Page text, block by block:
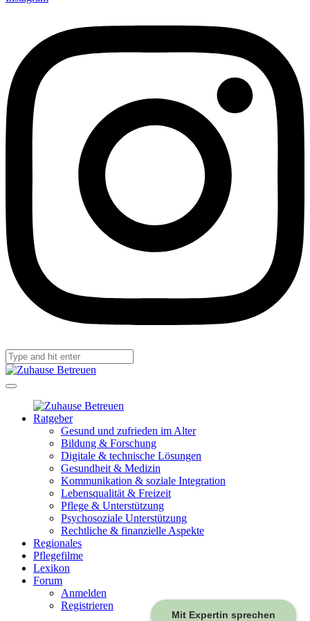
Mit Expertin sprechen
Ratgeber
Gesund und zufrieden im Alter
Bildung & Forschung
Digitale & technische Lösungen
Gesundheit & Medizin
Kommunikation & soziale Integration
Lebensqualität & Freizeit
Pflege & Unterstützung
Psychosoziale Unterstützung
Rechtliche & finanzielle Aspekte
Regionales
Pflegefilme
Lexikon
Forum
Anmelden
Registrieren